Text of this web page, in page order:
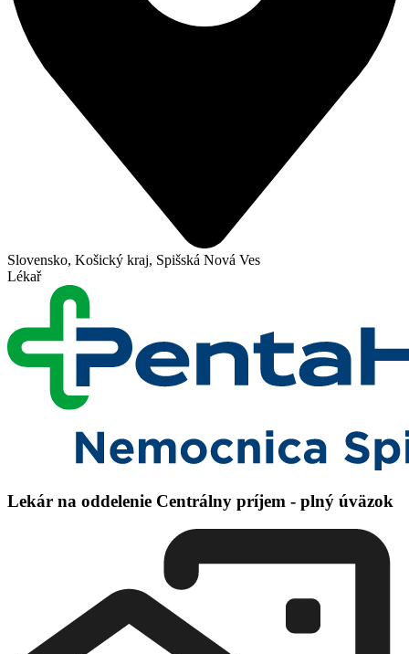
Slovensko, Košický kraj, Spišská Nová Ves
Lékař
Lekár na oddelenie Centrálny príjem - plný úväzok